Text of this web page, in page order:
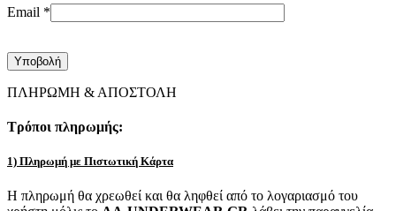
Email *
ΠΛΗΡΩΜΗ & ΑΠΟΣΤΟΛΗ
Τρόποι πληρωμής:
1) Πληρωμή με Πιστωτική Κάρτα
Η πληρωμή θα χρεωθεί και θα ληφθεί από το λογαριασμό του